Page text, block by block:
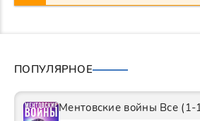
ПОПУЛЯРНОЕ